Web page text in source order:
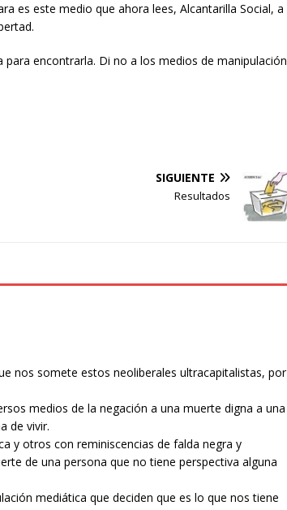
es este medio que ahora lees, Alcantarilla Social, a
encontrarla. Di no a los medios de manipulación
SIGUIENTE
Resultados
nos somete estos neoliberales ultracapitalistas, por
medios de la negación a una muerte digna a una
de vivir.
y otros con reminiscencias de falda negra y
de una persona que no tiene perspectiva alguna
mediática que deciden que es lo que nos tiene